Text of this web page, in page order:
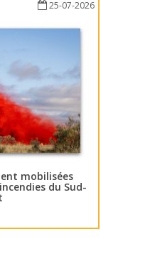
25-07-2026
mobilisées
du Sud-